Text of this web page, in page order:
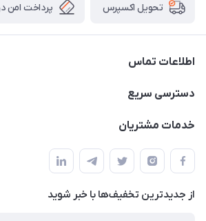
تحویل اکسپرس پرداخت امن
اطلاعات تماس
09012926386
دسترسی سریع
حساب کاربری
لیست محصولات
درباره ما
خدمات مشتریان
قوانین و مقررات
حریم خصوصی
راهنما
از جدید‌ترین تخفیف‌ها با‌ خبر شوید